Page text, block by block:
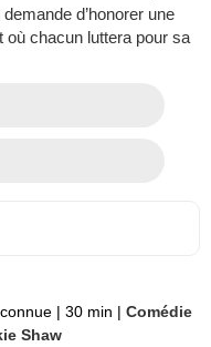
d’honorer une
où chacun luttera pour sa
| 30 min | Comédie
Shaw